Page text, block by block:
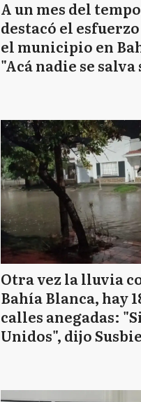
A un mes del
destacó el
el municipio en
"Acá nadie se salva
Otra vez la lluvia
Bahía Blanca, hay
calles anegadas:
Unidos", dijo